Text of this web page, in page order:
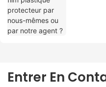
Entrer En